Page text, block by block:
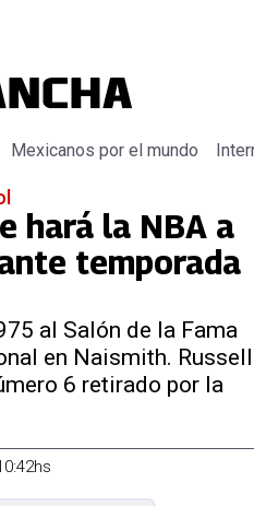
Mexicanos por el mundo
hará la NBA a
temporada
al Salón de la Fama
en Naismith. Russell
6 retirado por la